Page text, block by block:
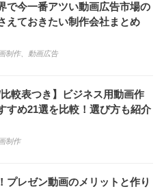
で今一番アツい動画広告市場の
えておきたい制作会社まとめ
制作、 動画広告
比較表つき】ビジネス用動画作
すめ21選を比較！選び方も紹介
制作
プレゼン動画のメリットと作り